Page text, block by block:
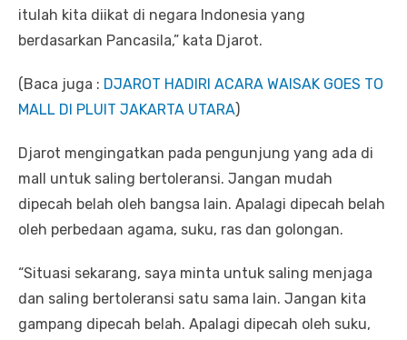
itulah kita diikat di negara Indonesia yang
berdasarkan Pancasila,” kata Djarot.
(Baca juga : DJAROT HADIRI ACARA WAISAK GOES TO
MALL DI PLUIT JAKARTA UTARA)
Djarot mengingatkan pada pengunjung yang ada di
mall untuk saling bertoleransi. Jangan mudah
dipecah belah oleh bangsa lain. Apalagi dipecah belah
oleh perbedaan agama, suku, ras dan golongan.
“Situasi sekarang, saya minta untuk saling menjaga
dan saling bertoleransi satu sama lain. Jangan kita
gampang dipecah belah. Apalagi dipecah oleh suku,